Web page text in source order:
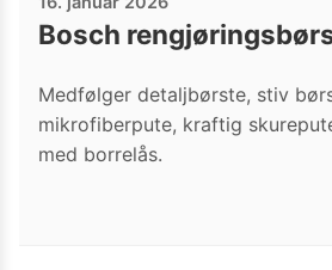
Bosch
Medfølger detaljbørste, stiv
mikrofiberpute, kraftig
med borrelås.